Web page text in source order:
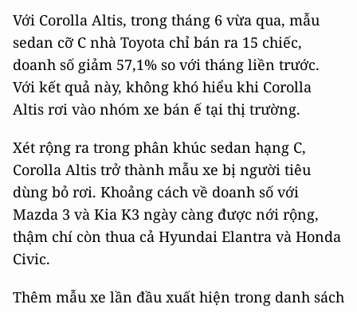
Với Corolla Altis, trong tháng 6 vừa qua, mẫu
sedan cỡ C nhà Toyota chỉ bán ra 15 chiếc,
doanh số giảm 57,1% so với tháng liền trước.
Với kết quả này, không khó hiểu khi Corolla
Altis rơi vào nhóm xe bán ế tại thị trường.
Xét rộng ra trong phân khúc sedan hạng C,
Corolla Altis trở thành mẫu xe bị người tiêu
dùng bỏ rơi. Khoảng cách về doanh số với
Mazda 3 và Kia K3 ngày càng được nới rộng,
thậm chí còn thua cả Hyundai Elantra và Honda
Civic.
Thêm mẫu xe lần đầu xuất hiện trong danh sách